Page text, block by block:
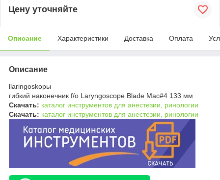
Цену уточняйте
Описание Характеристики Доставка Оплата
Описание
llaringoskopы
гибкий наконечник f/o Laryngoscope Blade Mac#4 133 мм
Скачать: каталог инструментов для анестезии, ринологии
Скачать: каталог инструментов для анестезии, ринологии